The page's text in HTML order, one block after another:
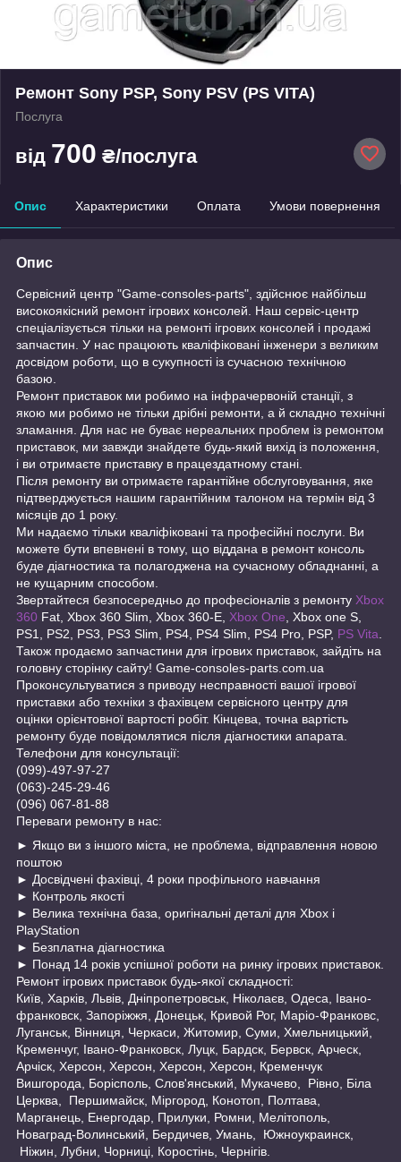
Ремонт Sony PSP, Sony PSV (PS VITA)
Послуга
від 700 ₴/послуга
Опис Характеристики Оплата Умови повернення
Опис
Сервісний центр "Game-consoles-parts", здійснює найбільш
високоякісний ремонт ігрових консолей. Наш сервіс-центр
спеціалізується тільки на ремонті ігрових консолей і продажі
запчастин. У нас працюють кваліфіковані інженери з великим
досвідом роботи, що в сукупності із сучасною технічною
базою.
Ремонт приставок ми робимо на інфрачервоній станції, з
якою ми робимо не тільки дрібні ремонти, а й складно технічні
зламання. Для нас не буває нереальних проблем із ремонтом
приставок, ми завжди знайдете будь-який вихід із положення,
і ви отримаєте приставку в працездатному стані.
Після ремонту ви отримаєте гарантійне обслуговування, яке
підтверджується нашим гарантійним талоном на термін від 3
місяців до 1 року.
Ми надаємо тільки кваліфіковані та професійні послуги. Ви
можете бути впевнені в тому, що віддана в ремонт консоль
буде діагностика та полагоджена на сучасному обладнанні, а
не кущарним способом.
Звертайтеся безпосередньо до професіоналів з ремонту Xbox
360 Fat, Xbox 360 Slim, Xbox 360-E, Xbox One , Xbox one S,
PS1, PS2, PS3, PS3 Slim, PS4, PS4 Slim, PS4 Pro, PSP, PS Vita
Також продаємо запчастини для ігрових приставок, зайдіть на
головну сторінку сайту! Game-consoles-parts.com.ua
Проконсультуватися з приводу несправності вашої ігрової
приставки або техніки з фахівцем сервісного центру для
оцінки орієнтовної вартості робіт. Кінцева, точна вартість
ремонту буде повідомлятися після діагностики апарата.
Телефони для консультації:
(099)-497-97-27
(063)-245-29-46
(096) 067-81-88
Переваги ремонту в нас:
► Якщо ви з іншого міста, не проблема, відправлення новою
поштою
► Досвідчені фахівці, 4 роки профільного навчання
► Контроль якості
► Велика технічна база, оригінальні деталі для Xbox і
PlayStation
► Безплатна діагностика
► Понад 14 років успішної роботи на ринку ігрових приставок.
Ремонт ігрових приставок будь-якої складності:
Київ, Харків, Львів, Дніпропетровськ, Ніколаєв, Одеса, Івано-
франковск, Запоріжжя, Донецьк, Кривой Рог, Маріо-Франковс,
Луганськ, Вінниця, Черкаси, Житомир, Суми, Хмельницький,
Кременчуг, Івано-Франковск, Луцк, Бардск, Бервск, Арческ,
Арчіск, Херсон, Херсон, Херсон, Херсон, Кременчук
Вишгорода, Борісполь, Слов'янський, Мукачево, Рівно, Біла
Церква, Першимайск, Міргород, Конотоп, Полтава,
Марганець, Енергодар, Прилуки, Ромни, Мелітополь,
Новаград-Волинський, Бердичев, Умань, Южноукраинск,
Ніжин, Лубни, Чорниці, Коростінь, Чернігів.